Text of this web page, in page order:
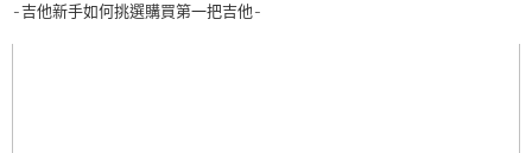
-吉他新手如何挑選購買第一把吉他-